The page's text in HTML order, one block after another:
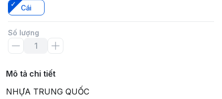
Cái
Số lượng
Mô tả chi tiết
NHỰA TRUNG QUỐC